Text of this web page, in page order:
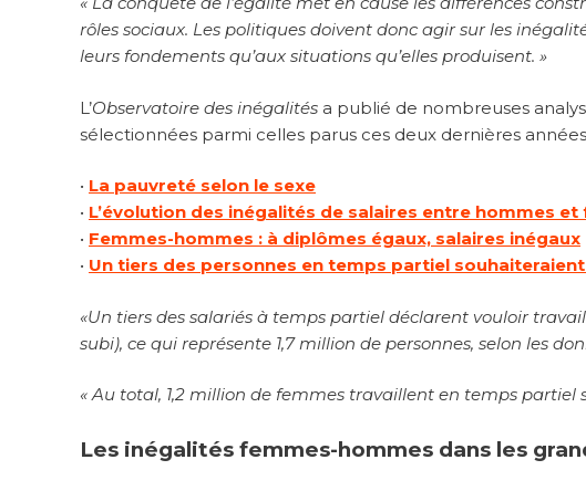
rôles sociaux. Les politiques doivent donc agir sur les
leurs fondements qu’aux situations qu’elles produisent. »
L’Observatoire des inégalités a publié de nombreuses
sélectionnées parmi celles parus ces deux dernières
• La pauvreté selon le sexe
• L’évolution des inégalités de salaires entre hommes et
• Femmes-hommes : à diplômes égaux, salaires inégaux
• Un tiers des personnes en temps partiel
«Un tiers des salariés à temps partiel déclarent vouloir
subi), ce qui représente 1,7 million de personnes, selon les
« Au total, 1,2 million de femmes travaillent en temps partiel
Les inégalités femmes-hommes dans les